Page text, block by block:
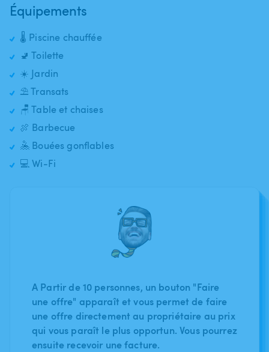
Équipements
🌡️ Piscine chauffée
🚽 Toilette
☀️ Jardin
⛱️ Transats
🪑 Table et chaises
🍖 Barbecue
🤽 Bouées gonflables
💻 Wi-Fi
A Partir de 10 personnes, un bouton "Faire
une offre" apparaît et vous permet de faire
une offre directement au propriétaire au prix
qui vous paraît le plus opportun. Vous pourrez
ensuite recevoir une facture.